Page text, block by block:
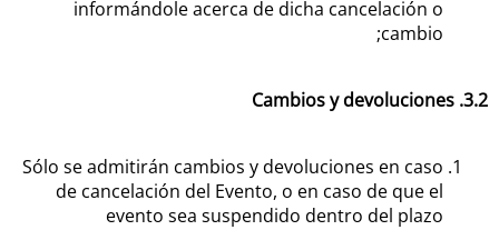
informándole acerca de dicha cancelación o
cambio;
3.2. Cambios y devoluciones
Sólo se admitirán cambios y devoluciones en caso
de cancelación del Evento, o en caso de que el
evento sea suspendido dentro del plazo